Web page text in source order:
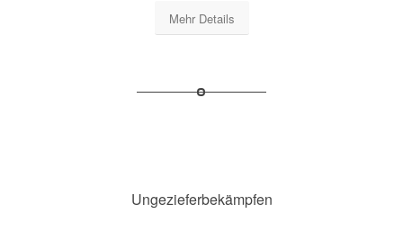
Mehr Details
Ungezieferbekämpfen